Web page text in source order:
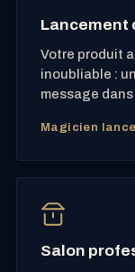
Lancement
Votre produit
inoubliable :
message
Magicien
Salon